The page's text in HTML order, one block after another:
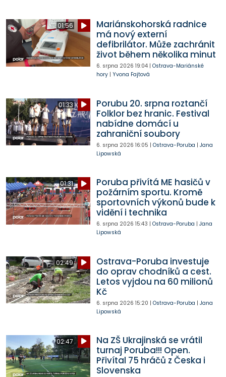
01:56
Mariánskohorská radnice
má nový externí
defibrilátor. Může zachránit
život během několika minut
6. srpna 2026 19:04| Ostrava-Mariánské
hory| Yvona Fajtová
01:33
Porubu 20. srpna roztančí
Folklor bez hranic. Festival
nabídne domácí u
zahraniční soubory
6. srpna 2026 16:05 | Ostrava-Poruba | Jana
Lipowská
01:31
Poruba přivítá ME hasičů v
požárním sportu. Kromě
sportovních výkonů bude k
vidění i technika
6. srpna 2026 15:43 | Ostrava-Poruba | Jana
Lipowská
02:49
Ostrava-Poruba investuje
do oprav chodníků a cest.
Letos vyjdou na 60 milionů
Kč
6. srpna 2026 15:20 | Ostrava-Poruba | Jana
Lipowská
02:47
Na ZŠ Ukrajinská se vrátil
turnaj Poruba!!! Open.
Přivítal 75 hráčů z Česka i
Slovenska